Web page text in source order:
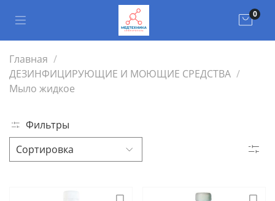
0
Главная
ДЕЗИНФИЦИРУЮЩИЕ И МОЮЩИЕ СРЕДСТВА
Мыло жидкое
Фильтры